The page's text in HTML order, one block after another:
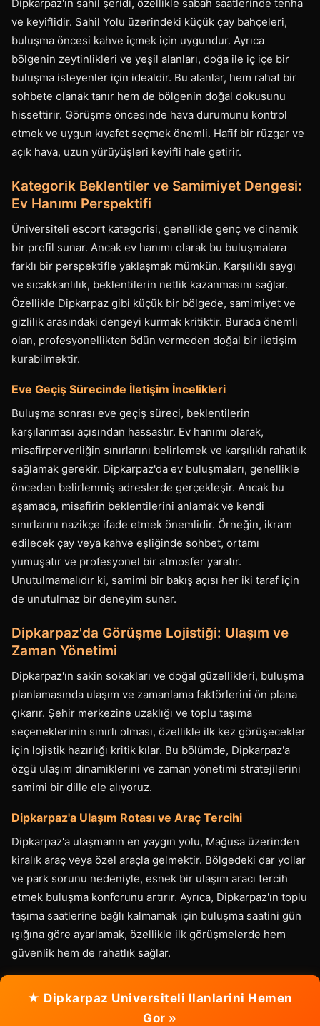
Dipkarpaz'ın sahil şeridi, özellikle sabah saatlerinde tenha
ve keyiflidir. Sahil Yolu üzerindeki küçük çay bahçeleri,
buluşma öncesi kahve içmek için uygundur. Ayrıca
bölgenin zeytinlikleri ve yeşil alanları, doğa ile iç içe bir
buluşma isteyenler için idealdir. Bu alanlar, hem rahat bir
sohbete olanak tanır hem de bölgenin doğal dokusunu
hissettirir. Görüşme öncesinde hava durumunu kontrol
etmek ve uygun kıyafet seçmek önemli. Hafif bir rüzgar ve
açık hava, uzun yürüyüşleri keyifli hale getirir.
Kategorik Beklentiler ve Samimiyet Dengesi:
Ev Hanımı Perspektifi
Üniversiteli escort kategorisi, genellikle genç ve dinamik
bir profil sunar. Ancak ev hanımı olarak bu buluşmalara
farklı bir perspektifle yaklaşmak mümkün. Karşılıklı saygı
ve sıcakkanlılık, beklentilerin netlik kazanmasını sağlar.
Özellikle Dipkarpaz gibi küçük bir bölgede, samimiyet ve
gizlilik arasındaki dengeyi kurmak kritiktir. Burada önemli
olan, profesyonellikten ödün vermeden doğal bir iletişim
kurabilmektir.
Eve Geçiş Sürecinde İletişim İncelikleri
Buluşma sonrası eve geçiş süreci, beklentilerin
karşılanması açısından hassastır. Ev hanımı olarak,
misafirperverliğin sınırlarını belirlemek ve karşılıklı rahatlık
sağlamak gerekir. Dipkarpaz'da ev buluşmaları, genellikle
önceden belirlenmiş adreslerde gerçekleşir. Ancak bu
aşamada, misafirin beklentilerini anlamak ve kendi
sınırlarını nazikçe ifade etmek önemlidir. Örneğin, ikram
edilecek çay veya kahve eşliğinde sohbet, ortamı
yumuşatır ve profesyonel bir atmosfer yaratır.
Unutulmamalıdır ki, samimi bir bakış açısı her iki taraf için
de unutulmaz bir deneyim sunar.
Dipkarpaz'da Görüşme Lojistiği: Ulaşım ve
Zaman Yönetimi
Dipkarpaz'ın sakin sokakları ve doğal güzellikleri, buluşma
planlamasında ulaşım ve zamanlama faktörlerini ön plana
çıkarır. Şehir merkezine uzaklığı ve toplu taşıma
seçeneklerinin sınırlı olması, özellikle ilk kez görüşecekler
için lojistik hazırlığı kritik kılar. Bu bölümde, Dipkarpaz'a
özgü ulaşım dinamiklerini ve zaman yönetimi stratejilerini
samimi bir dille ele alıyoruz.
Dipkarpaz'a Ulaşım Rotası ve Araç Tercihi
Dipkarpaz'a ulaşmanın en yaygın yolu, Mağusa üzerinden
kiralık araç veya özel araçla gelmektir. Bölgedeki dar yollar
ve park sorunu nedeniyle, esnek bir ulaşım aracı tercih
etmek buluşma konforunu artırır. Ayrıca, Dipkarpaz'ın toplu
taşıma saatlerine bağlı kalmamak için buluşma saatini gün
ışığına göre ayarlamak, özellikle ilk görüşmelerde hem
güvenlik hem de rahatlık sağlar.
★ Dipkarpaz Universiteli Ilanlarini Hemen
Gor »